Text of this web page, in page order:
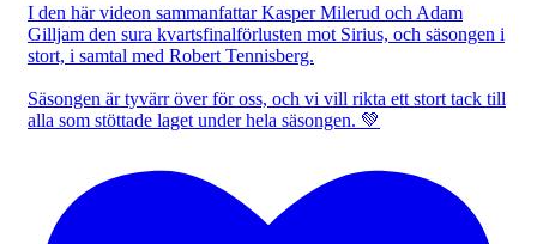
I den här videon sammanfattar Kasper Milerud och Adam
Gilljam den sura kvartsfinalförlusten mot Sirius, och säsongen i
stort, i samtal med Robert Tennisberg.
Säsongen är tyvärr över för oss, och vi vill rikta ett stort tack till
alla som stöttade laget under hela säsongen. 💚